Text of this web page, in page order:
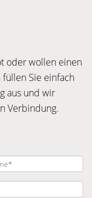
oder wollen einen
Sie einfach
aus und wir
Verbindung.